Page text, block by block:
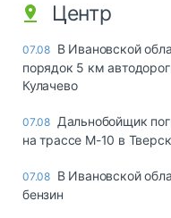
Центр
07.08 В Ивановской
порядок 5 км
Кулачево
07.08 Дальнобойщик
на трассе М-10 в
07.08 В Ивановской
бензин